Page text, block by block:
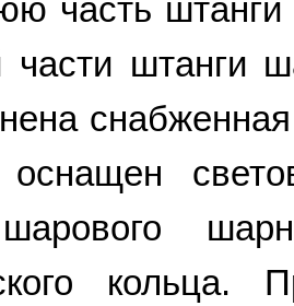
часть
части штанги
кольца.